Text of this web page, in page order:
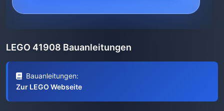
LEGO 41908 Bauanleitungen
Bauanleitungen:
Zur LEGO Webseite